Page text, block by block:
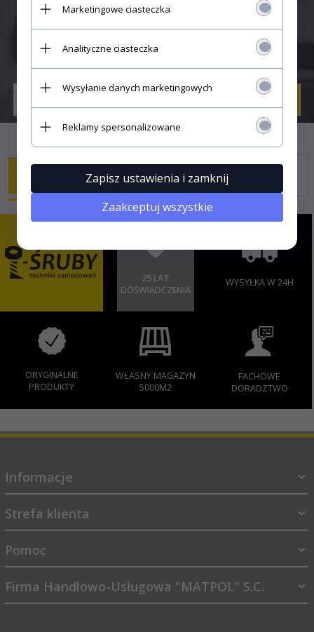
SUBSKRYPCJA
DLACZEGO MY
25 LAT
DOŚWIADCZENIA
WYSYŁKA W 24H
ORYGINALNE
PRODUKTY
WŁASNY MAGAZYN
5000M2
FACHOWE
DORADZTWO
Informacje
Strefa klienta
Pomoc
Firma Handlowo-Usługowa "MATPOL" S.C.
Marketingowe ciasteczka
Analityczne ciasteczka
Wysyłanie danych marketingowych
Reklamy spersonalizowane
Zapisz ustawienia i zamknij
Zaakceptuj wszystkie